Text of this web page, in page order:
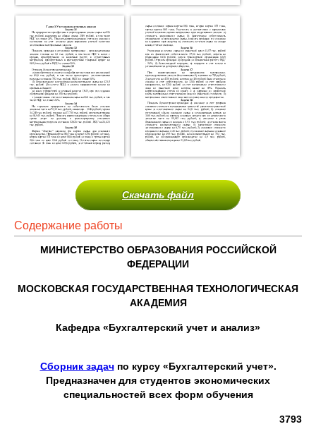
Скачать файл
Содержание работы
МИНИСТЕРСТВО ОБРАЗОВАНИЯ РОССИЙСКОЙ
ФЕДЕРАЦИИ
МОСКОВСКАЯ ГОСУДАРСТВЕННАЯ ТЕХНОЛОГИЧЕСКАЯ
АКАДЕМИЯ
Кафедра «Бухгалтерский учет и анализ»
Сборник задачпо курсу «Бухгалтерский учет».
Предназначен для студентов экономических
специальностей всех форм обучения
3793